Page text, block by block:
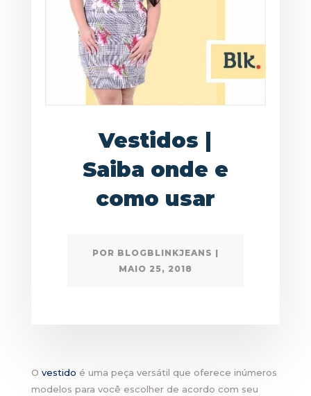
Vestidos |
Saiba onde e
como usar
POR BLOGBLINKJEANS |
MAIO 25, 2018
O vestido é uma peça versátil que oferece inúmeros
modelos para você escolher de acordo com seu